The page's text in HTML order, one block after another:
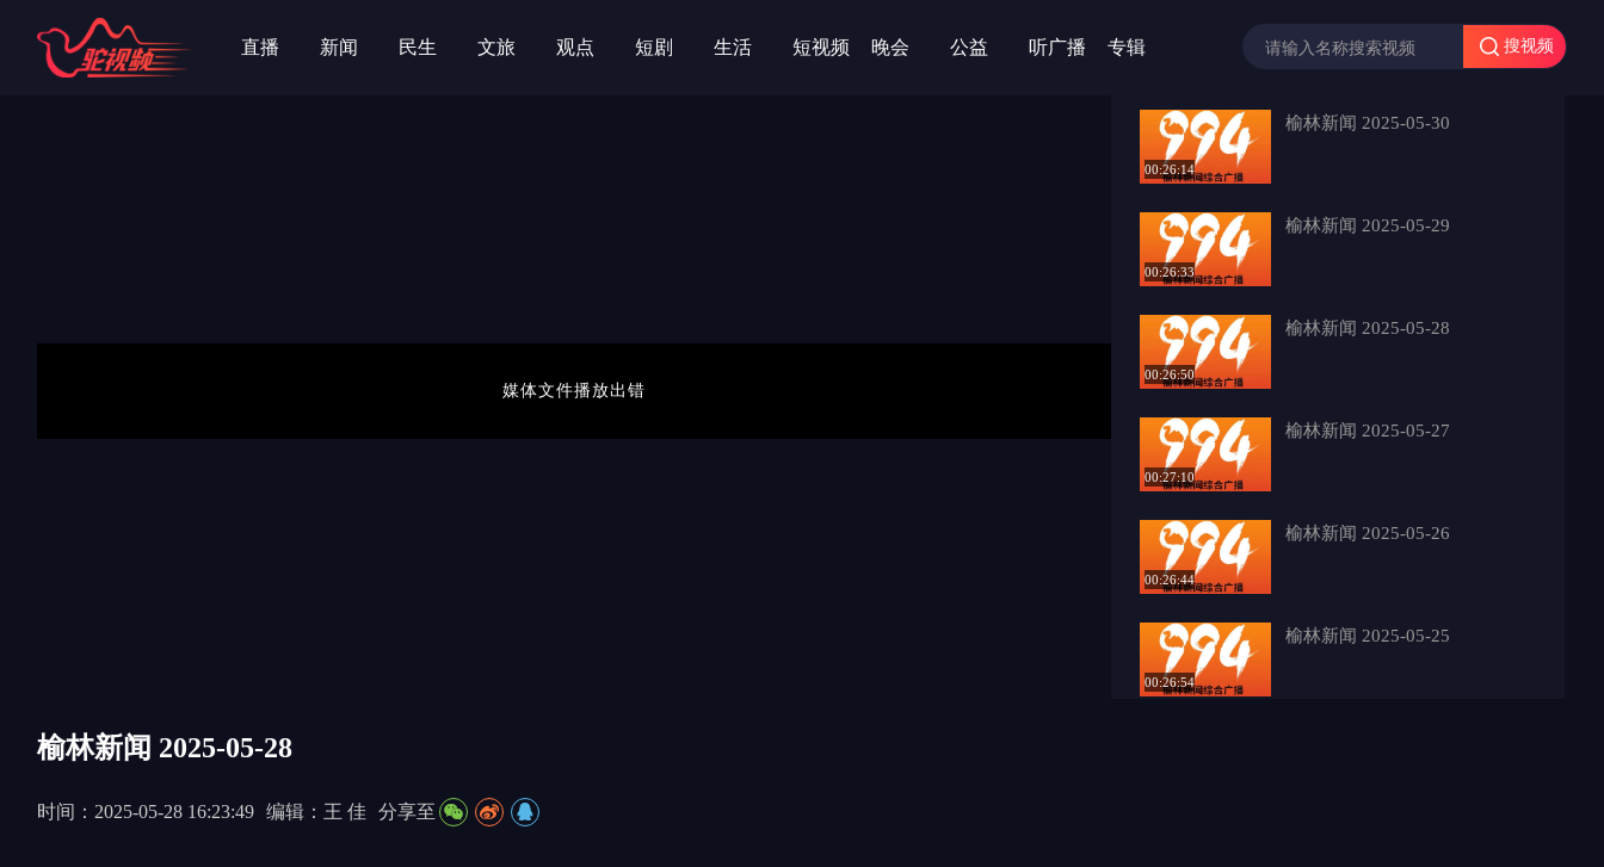
字
字 直播 新闻 民生 文旅 观点 短剧 生活 短视频 晚会 公益 听广播 专辑 搜视频
媒体文件播放出错
00:26:14
榆林新闻 2025-05-30
00:26:33
榆林新闻 2025-05-29
00:26:50
榆林新闻 2025-05-28
00:27:10
榆林新闻 2025-05-27
00:26:44
榆林新闻 2025-05-26
00:26:54
榆林新闻 2025-05-25
榆林新闻 2025-05-28
时间：2025-05-28 16:23:49 编辑：王 佳 分享至